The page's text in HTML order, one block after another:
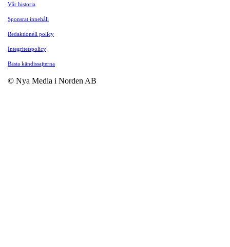
Vår historia
Sponsrat innehåll
Redaktionell policy
Integritetspolicy
Bästa kändissajterna
© Nya Media i Norden AB